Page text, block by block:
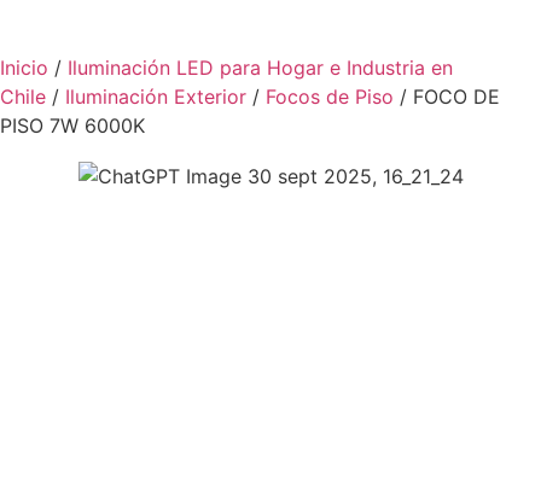
Inicio / Iluminación LED para Hogar e Industria en
Chile / Iluminación Exterior / Focos de Piso / FOCO DE
PISO 7W 6000K